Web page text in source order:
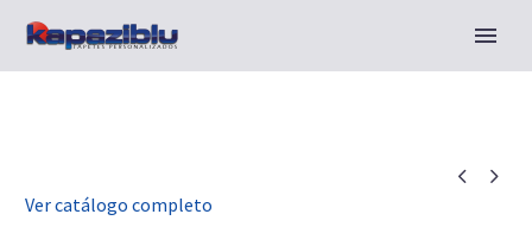
 
Ver catálogo completo